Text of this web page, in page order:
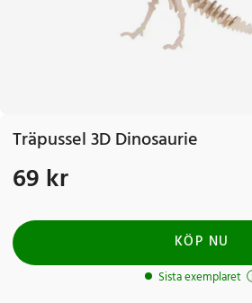
Träpussel 3D Dinosaurie
Pris: 69 kr
69 kr
KÖP NU
Sista exemplaret